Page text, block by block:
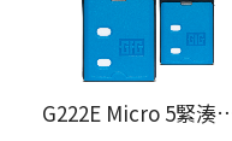
G222E Micro 5